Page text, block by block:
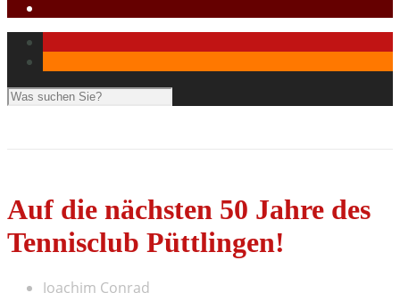
Auf die nächsten 50 Jahre des
Tennisclub Püttlingen!
Joachim Conrad